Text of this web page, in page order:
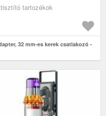
tartozékok
32 mm-es kerek csatlakozó -